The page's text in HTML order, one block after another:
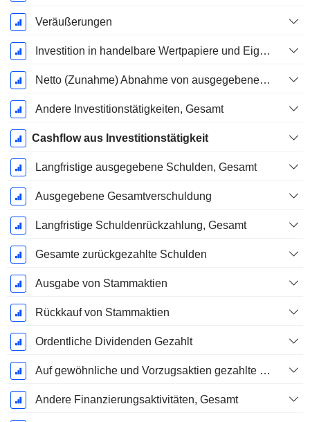
Veräußerungen
Investition in handelbare Wertpapiere und Eigenkapitalinstrumente, Gesamt
Netto (Zunahme) Abnahme von ausgegebenen / verkauften Krediten - Investition
Andere Investitionstätigkeiten, Gesamt
Cashflow aus Investitionstätigkeit
Langfristige ausgegebene Schulden, Gesamt
Ausgegebene Gesamtverschuldung
Langfristige Schuldenrückzahlung, Gesamt
Gesamte zurückgezahlte Schulden
Ausgabe von Stammaktien
Rückkauf von Stammaktien
Ordentliche Dividenden Gezahlt
Auf gewöhnliche und Vorzugsaktien gezahlte Dividenden
Andere Finanzierungsaktivitäten, Gesamt